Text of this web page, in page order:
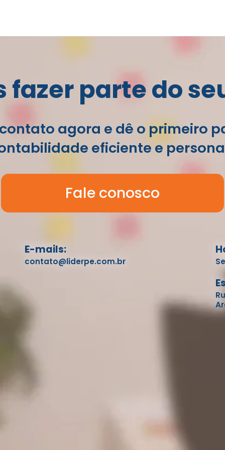
fazer parte do
agora e dê o primeiro
eficiente e
Fale conosco
E-mails:
contato@liderpe.com.br